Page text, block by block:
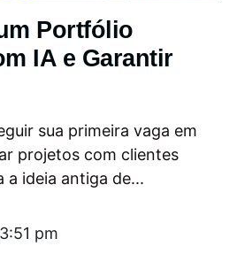
Portfólio
IA e Garantir
sua primeira vaga em
projetos com clientes
a ideia antiga de...
3:51 pm